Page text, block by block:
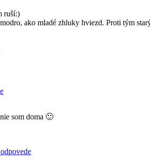
ruší:)
ako mladé zhluky hviezd. Proti tým
som doma 🙂